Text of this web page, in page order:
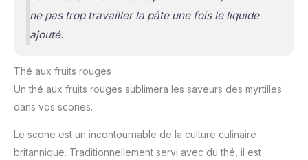
ne pas trop travailler la pâte une fois le liquide
ajouté.
Thé aux fruits rouges
Un thé aux fruits rouges sublimera les saveurs des myrtilles
dans vos scones.
Le scone est un incontournable de la culture culinaire
britannique. Traditionnellement servi avec du thé, il est